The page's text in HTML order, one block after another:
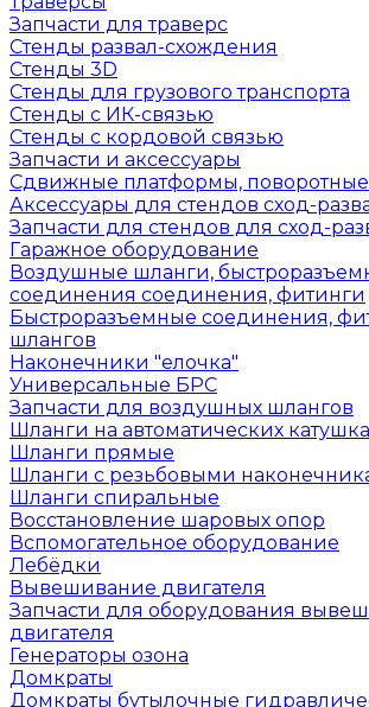
Запчасти для траверс
Стенды развал-схождения
Стенды 3D
Стенды для грузового транспорта
Стенды с ИК-связью
Стенды с кордовой связью
Запчасти и аксессуары
Сдвижные платформы, поворотные
Аксессуары для стендов сход-
Запчасти для стендов для сход-
Гаражное оборудование
Воздушные шланги,
соединения соединения, фитинги
Быстроразъемные соединения,
шлангов
Наконечники "елочка"
Универсальные БРС
Запчасти для воздушных шлангов
Шланги на автоматических
Шланги прямые
Шланги с резьбовыми
Шланги спиральные
Восстановление шаровых опор
Вспомогательное оборудование
Лебёдки
Вывешивание двигателя
Запчасти для оборудования
двигателя
Генераторы озона
Домкраты
Домкраты бутылочные